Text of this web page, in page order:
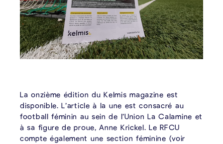
La onzième édition du Kelmis magazine est
disponible. L’article à la une est consacré au
football féminin au sein de l’Union La Calamine et
à sa figure de proue, Anne Krickel. Le RFCU
compte également une section féminine (voir